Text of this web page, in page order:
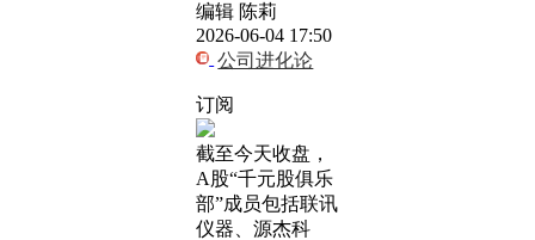
编辑 陈莉
2026-06-04 17:50
公司进化论
订阅
截至今天收盘，
A股“千元股俱乐
部”成员包括联讯
仪器、源杰科